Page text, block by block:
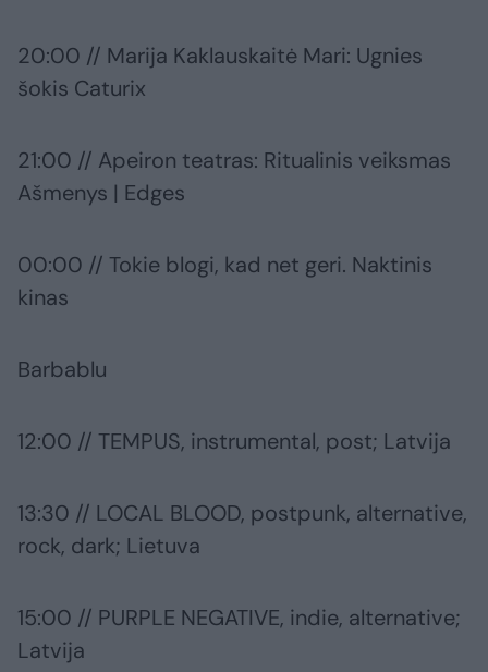
20:00 // Marija Kaklauskaitė Mari: Ugnies
šokis Caturix
21:00 // Apeiron teatras: Ritualinis veiksmas
Ašmenys | Edges
00:00 // Tokie blogi, kad net geri. Naktinis
kinas
Barbablu
12:00 // TEMPUS, instrumental, post; Latvija
13:30 // LOCAL BLOOD, postpunk, alternative,
rock, dark; Lietuva
15:00 // PURPLE NEGATIVE, indie, alternative;
Latvija